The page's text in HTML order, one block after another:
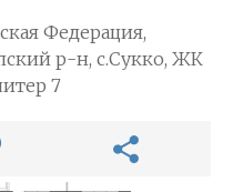
Федерация,
р-н, с.Сукко, ЖК
7